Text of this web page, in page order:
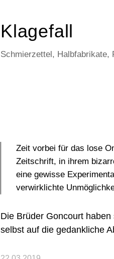
Klagefall
Schmierzettel, Halbfabrikate,
Zeit vorbei für das lose
Zeitschrift, in ihrem
eine gewisse
verwirklichte
Die Brüder Goncourt
selbst auf die gedankliche